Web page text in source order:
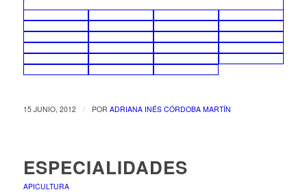
15 JUNIO, 2012 / POR ADRIANA INÉS CÓRDOBA MARTÍN
ESPECIALIDADES
APICULTURA